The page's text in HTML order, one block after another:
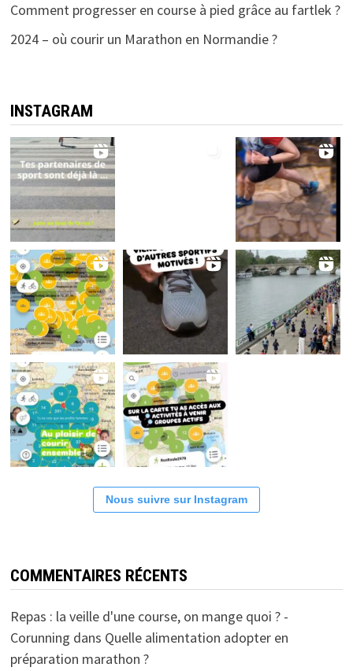
Comment progresser en course à pied grâce au fartlek ?
2024 – où courir un Marathon en Normandie ?
INSTAGRAM
Nous suivre sur Instagram
COMMENTAIRES RÉCENTS
Repas : la veille d'une course, on mange quoi ? -
Corunning dans Quelle alimentation adopter en
préparation marathon ?